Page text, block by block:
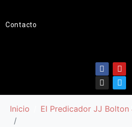
Contacto
Inicio El Predicador JJ Bolton